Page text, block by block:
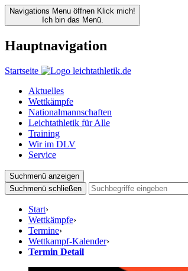
Navigations Menu öffnen Klick mich!
Ich bin das Menü.
Hauptnavigation
Startseite
Aktuelles
Wettkämpfe
Nationalmannschaften
Leichtathletik für Alle
Training
Wir im DLV
Service
Suchmenü anzeigen
Suchmenü schließen
Start›
Wettkämpfe›
Termine›
Wettkampf-Kalender›
Termin Detail